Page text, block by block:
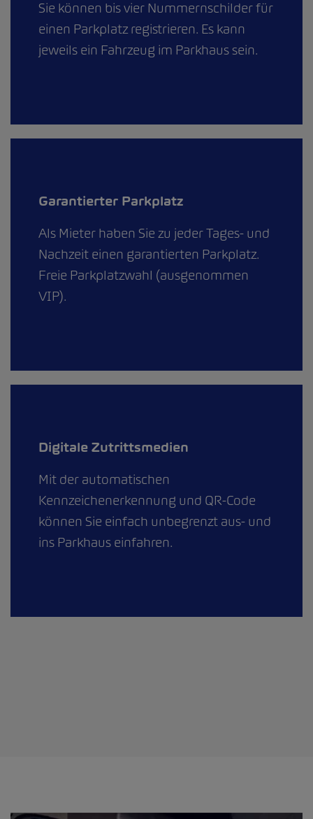
Sie können bis vier Nummernschilder für
einen Parkplatz registrieren. Es kann
jeweils ein Fahrzeug im Parkhaus sein.
Garantierter Parkplatz
Als Mieter haben Sie zu jeder Tages- und
Nachzeit einen garantierten Parkplatz.
Freie Parkplatzwahl (ausgenommen
VIP).
Digitale Zutrittsmedien
Mit der automatischen
Kennzeichenerkennung und QR-Code
können Sie einfach unbegrenzt aus- und
ins Parkhaus einfahren.